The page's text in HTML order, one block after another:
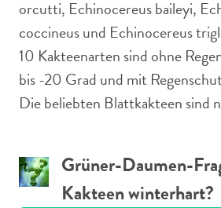
orcutti, Echinocereus baileyi,
coccineus und Echinocereus
10 Kakteenarten sind ohne
bis -20 Grad und mit
Die beliebten Blattkakteen sind
Grüner-Daumen-
Kakteen winterhart?